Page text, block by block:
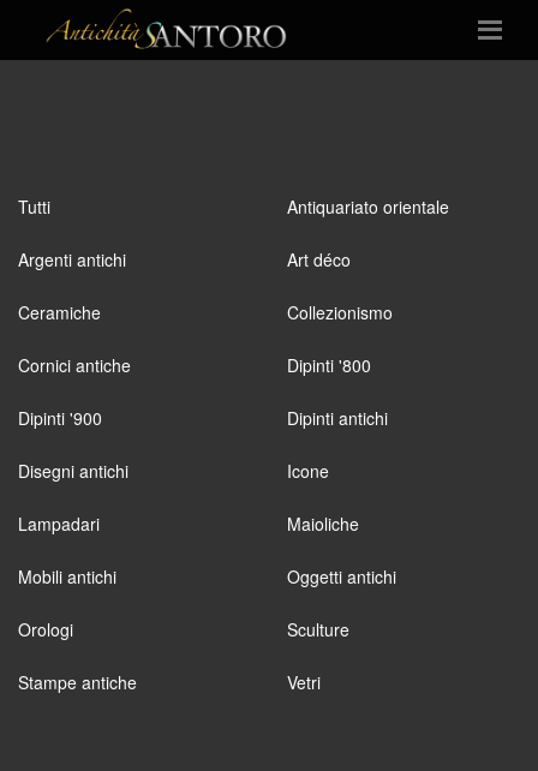
Tutti Antiquariato orientale
Argenti antichi Art déco
Ceramiche Collezionismo
Cornici antiche Dipinti '800
Dipinti '900 Dipinti antichi
Disegni antichi Icone
Lampadari Maioliche
Mobili antichi Oggetti antichi
Orologi Sculture
Stampe antiche Vetri